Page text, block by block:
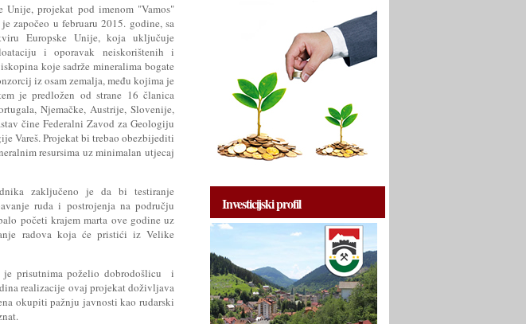
Unije, projekat pod imenom "Vamos"
započeo u februaru 2015. godine, sa
Europske Unije, koja uključuje
i oporavak neiskorištenih i
koje sadrže mineralima bogate
iz osam zemalja, među kojima je
je predložen od strane 16 članica
Njemačke, Austrije, Slovenije,
čine Federalni Zavod za Geologiju
Vareš. Projekat bi trebao obezbijediti
resursima uz minimalan utjecaj
zaključeno je da bi testiranje
ruda i postrojenja na području
početi krajem marta ove godine uz
radova koja će pristići iz Velike
je prisutnima poželio dobrodošlicu i
realizacije ovaj projekat doživljava
okupiti pažnju javnosti kao rudarski
Investicijski profil